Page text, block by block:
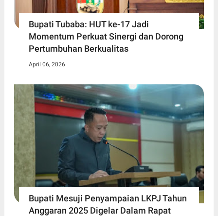
Bupati Tubaba: HUT ke-17 Jadi
Momentum Perkuat Sinergi dan Dorong
Pertumbuhan Berkualitas
April 06, 2026
Bupati Mesuji Penyampaian LKPJ Tahun
Anggaran 2025 Digelar Dalam Rapat